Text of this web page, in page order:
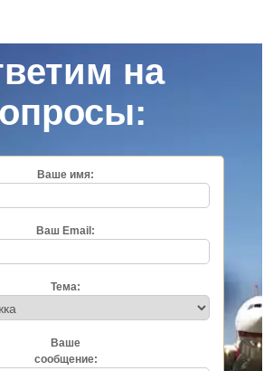
на
Ваше имя:
Ваш Email:
Тема:
Ваше
сообщение: